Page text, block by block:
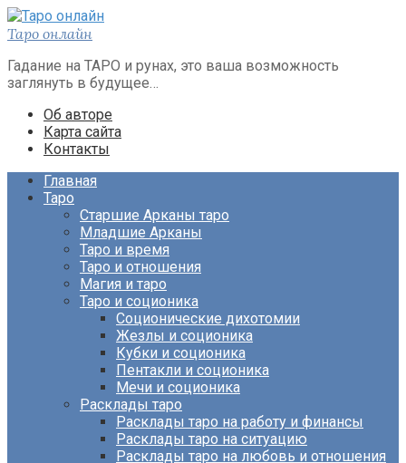
Перейти
к
Таро онлайн
Гадание на ТАРО и рунах, это ваша возможность
заглянуть в будущее…
Об авторе
Карта сайта
Контакты
Главная
Таро
Старшие Арканы таро
Младшие Арканы
Таро и время
Таро и отношения
Магия и таро
Таро и соционика
Соционические дихотомии
Жезлы и соционика
Кубки и соционика
Пентакли и соционика
Мечи и соционика
Расклады таро
Расклады таро на работу и финансы
Расклады таро на ситуацию
Расклады таро на любовь и отношения